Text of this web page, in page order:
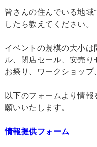
皆さんの住んでいる地域
したら教えてください。
イベントの規模の大小
ル、閉店セール、安売り
お祭り、ワークショップ
以下のフォームより情
願いいたします。
情報提供フォーム